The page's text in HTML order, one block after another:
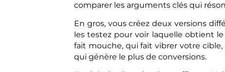
comparer les arguments clés qui
En gros, vous créez deux versions
les testez pour voir laquelle obtient
fait mouche, qui fait vibrer votre
qui génère le plus de conversions.